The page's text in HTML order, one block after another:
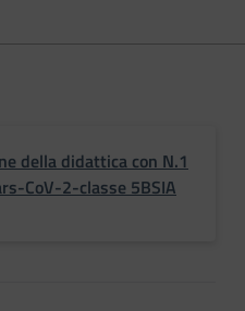
della didattica con N.1
CoV-2-classe 5BSIA